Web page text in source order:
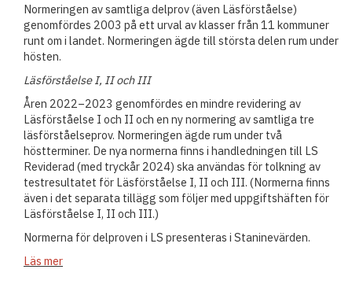
Normeringen av samtliga delprov (även Läsförståelse)
genomfördes 2003 på ett urval av klasser från 11 kommuner
runt om i landet. Normeringen ägde till största delen rum under
hösten.
Läsförståelse I, II och III
Åren 2022–2023 genomfördes en mindre revidering av
Läsförståelse I och II och en ny normering av samtliga tre
läsförståelseprov. Normeringen ägde rum under två
höstterminer. De nya normerna finns i handledningen till LS
Reviderad (med tryckår 2024) ska användas för tolkning av
testresultatet för Läsförståelse I, II och III. (Normerna finns
även i det separata tillägg som följer med uppgiftshäften för
Läsförståelse I, II och III.)
Normerna för delproven i LS presenteras i Staninevärden.
Läs mer